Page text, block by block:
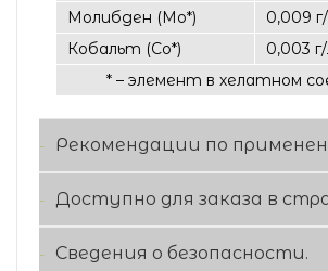
Молибден (Мo*)
0,009
Кобальт (Co*)
0,003
* – элемент в хелатном
Рекомендации по
Доступно для заказа в
Сведения о безопасности.